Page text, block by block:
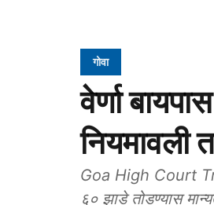
गोवा
वेर्णा
नियमावली
Goa High Court
६० झाडे तोडण्यास